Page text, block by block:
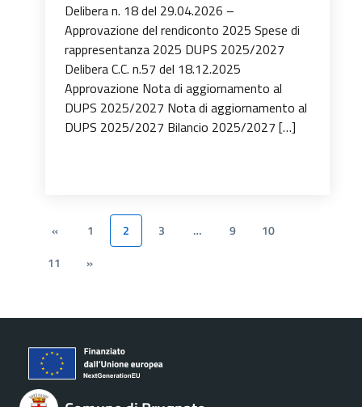
Delibera n. 18 del 29.04.2026 –
Approvazione del rendiconto 2025 Spese di
rappresentanza 2025 DUPS 2025/2027
Delibera C.C. n.57 del 18.12.2025
Approvazione Nota di aggiornamento al
DUPS 2025/2027 Nota di aggiornamento al
DUPS 2025/2027 Bilancio 2025/2027 […]
« 1 2 3 … 9
10
11
»